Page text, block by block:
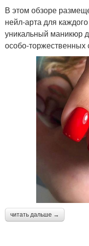
В этом обзоре
нейл-арта для
уникальный маникюр
особо-торжественных
читать дальше →